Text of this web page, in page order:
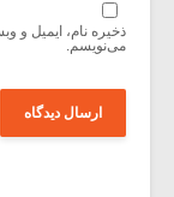
ذخیره نام، ایمیل و
می‌نویسم.